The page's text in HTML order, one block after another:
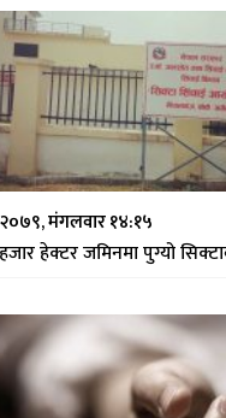
मंगलवार १४:१५
हेक्टर जमिनमा पुग्यो